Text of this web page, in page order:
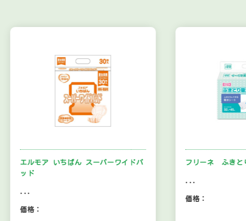
エルモア いちばん スーパーワイドパ
ッド
...
価格：
フリーネ ふきと
...
価格：